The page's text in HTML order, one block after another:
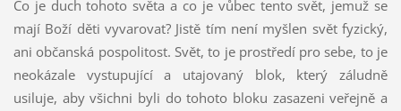
Co je duch tohoto světa a co je vůbec tento svět, jemuž se
mají Boží děti vyvarovat? Jistě tím není myšlen svět fyzický,
ani občanská pospolitost. Svět, to je prostředí pro sebe, to je
neokázale vystupující a utajovaný blok, který záludně
usiluje, aby všichni byli do tohoto bloku zasazeni veřejně a